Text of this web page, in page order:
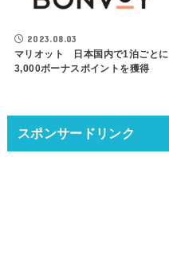
2023.08.03
マリオット 日本国内で1泊ごとに
3,000ボーナスポイントを獲得
スポンサードリンク